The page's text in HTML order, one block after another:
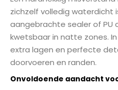
zichzelf volledig waterdicht
aangebrachte sealer of PU
kwetsbaar in natte zones.
extra lagen en perfecte
doorvoeren en randen.
Onvoldoende aandacht